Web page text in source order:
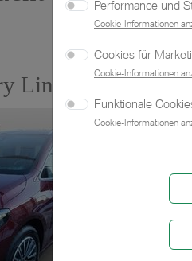
Line DAB LED
Performance und
Cookie-Informationen
Cookies für
Cookie-Informationen
Funktionale
Cookie-Informationen